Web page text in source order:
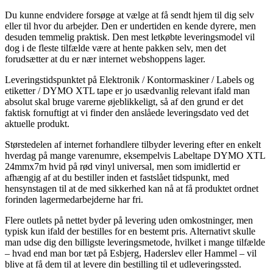
Du kunne endvidere forsøge at vælge at få sendt hjem til dig selv
eller til hvor du arbejder. Den er undertiden en kende dyrere, men
desuden temmelig praktisk. Den mest letkøbte leveringsmodel vil
dog i de fleste tilfælde være at hente pakken selv, men det
forudsætter at du er nær internet webshoppens lager.
Leveringstidspunktet på Elektronik / Kontormaskiner / Labels og
etiketter / DYMO XTL tape er jo usædvanlig relevant ifald man
absolut skal bruge varerne øjeblikkeligt, så af den grund er det
faktisk fornuftigt at vi finder den anslåede leveringsdato ved det
aktuelle produkt.
Størstedelen af internet forhandlere tilbyder levering efter en enkelt
hverdag på mange varenumre, eksempelvis Labeltape DYMO XTL
24mmx7m hvid på rød vinyl universal, men som imidlertid er
afhængig af at du bestiller inden et fastslået tidspunkt, med
hensynstagen til at de med sikkerhed kan nå at få produktet ordnet
forinden lagermedarbejderne har fri.
Flere outlets på nettet byder på levering uden omkostninger, men
typisk kun ifald der bestilles for en bestemt pris. Alternativt skulle
man udse dig den billigste leveringsmetode, hvilket i mange tilfælde
– hvad end man bor tæt på Esbjerg, Haderslev eller Hammel – vil
blive at få dem til at levere din bestilling til et udleveringssted.